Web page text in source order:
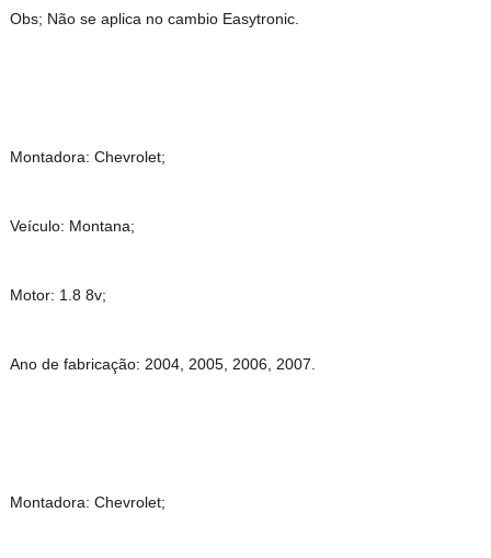
Obs; Não se aplica no cambio Easytronic.
Montadora: Chevrolet;
Veículo: Montana;
Motor: 1.8 8v;
Ano de fabricação: 2004, 2005, 2006, 2007.
Montadora: Chevrolet;